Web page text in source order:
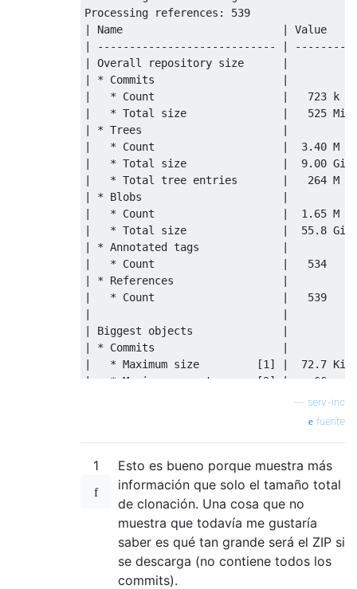
Processing references: 539
| Name                         | Value
| ---------------------------- |
| Overall repository size      |
| * Commits                    |
|   * Count                    |   723
|   * Total size               |   525
| * Trees                      |
|   * Count                    |  3.40
|   * Total size               |  9.00
|   * Total tree entries       |
| * Blobs                      |
|   * Count                    |  1.65
|   * Total size               |  55.8
| * Annotated tags             |
|   * Count                    |
| * References                 |
|   * Count                    |
|                              |
| Biggest objects              |
| * Commits                    |
|   * Maximum size         [1] |
|   * Maximum parents      [2] |
| * Trees                      |
|   * Maximum entries      [3] |
|   * Maximum size         [4] |
|                              |
| History structure            |
| * Maximum history depth      |
| * Maximum tag depth      [5] |
|                              |
| Biggest checkouts            |
| * Number of directories  [6] |
| * Maximum path depth     [7] |
serv-inc
fuente
1
Esto es bueno porque muestra más
información que solo el tamaño total
de clonación. Una cosa que no
muestra que todavía me gustaría
saber es qué tan grande será el ZIP si
se descarga (no contiene todos los
commits).